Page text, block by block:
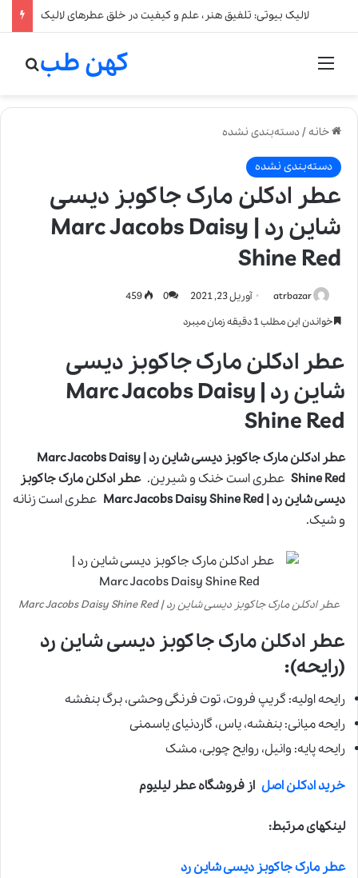
لالیک بیوتی: تلفیق هنر، علم و کیفیت در خلق عطرهای لالیک
منو کهن طب
خانه/دسته‌بندی نشده
دسته‌بندی نشده
عطر ادکلن مارک جاکوبز دیسی
شاین رد | Marc Jacobs Daisy
Shine Red
atrbazar آوریل 23, 2021 0
خواندن این مطلب 1 دقیقه زمان میبرد
عطر ادکلن مارک جاکوبز دیسی
شاین رد | Marc Jacobs Daisy
Shine Red
عطر ادکلن مارک جاکوبز دیسی شاین رد | Marc Jacobs Daisy
Shine Red عطری است خنک و شیرین.عطر ادکلن مارک جاکوبز
دیسی شاین رد | Marc Jacobs Daisy Shine Red
عطری است زنانه
و شیک.
عطر ادکلن مارک جاکوبز دیسی شاین رد | Marc Jacobs Daisy Shine Red
عطر ادکلن مارک جاکوبز دیسی شاین رد
(رایحه):
رایحه اولیه: گریپ فروت، توت فرنگی وحشی، برگ بنفشه
رایحه میانی: بنفشه، یاس، گاردنیای یاسمنی
رایحه پایه: وانیل، روایح چوبی، مشک
خرید ادکلن اصل از فروشگاه عطر لیلیوم
لینکهای مرتبط:
عطر مارک جاکوبز دیسی شاین رد